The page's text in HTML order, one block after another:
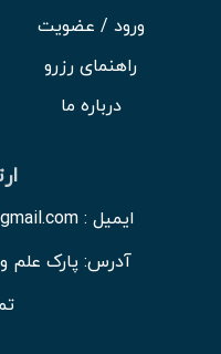
ورود / عضویت
راهنمای رزرو
درباره ما
ایمیل : kermanshahgasht2020@gmail.com
آدرس: پارک علم و